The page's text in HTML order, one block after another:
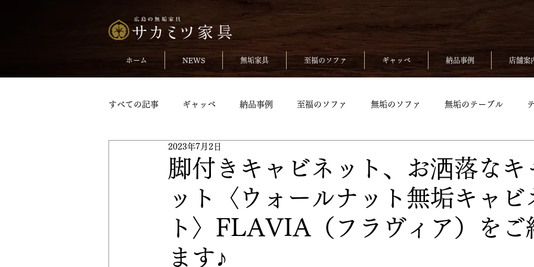
ホーム NEWS 無垢家具 至福のソファ ギャッベ 納品事例 店舗案
すべての記事 ギャッベ 納品事例 至福のソファ 無垢のソファ 無垢のテーブル
無垢のチェア おしらせ
TVボードpickup 収納家具pickup 無垢のチェアpickup 無垢のベッドpickup ギャッ
変形テーブル 変形テーブルpickup
脚付きキャビネット、お洒落なキ
ット〈ウォールナット無垢キャビ
ト〉FLAVIA（フラヴィア）をご
ます♪
2023年7月2日